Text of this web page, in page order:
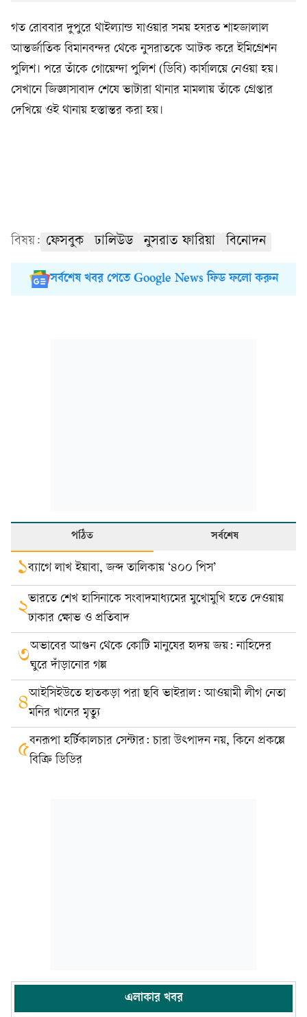
গত রোববার দুপুরে থাইল্যান্ড যাওয়ার সময় হযরত শাহজালাল
আন্তর্জাতিক বিমানবন্দর থেকে নুসরাতকে আটক করে ইমিগ্রেশন
পুলিশ। পরে তাঁকে গোয়েন্দা পুলিশ (ডিবি) কার্যালয়ে নেওয়া হয়।
সেখানে জিজ্ঞাসাবাদ শেষে ভাটারা থানার মামলায় তাঁকে গ্রেপ্তার
দেখিয়ে ওই থানায় হস্তান্তর করা হয়।
বিষয়: ফেসবুক ঢালিউড নুসরাত ফারিয়া বিনোদন
সর্বশেষ খবর পেতে Google News ফিড ফলো করুন
পঠিত সর্বশেষ
১ব্যাগে লাখ ইয়াবা, জব্দ তালিকায় ‘৪০০ পিস’
২ভারতে শেখ হাসিনাকে সংবাদমাধ্যমের মুখোমুখি হতে দেওয়ায়
ঢাকার ক্ষোভ ও প্রতিবাদ
৩অভাবের আগুন থেকে কোটি মানুষের হৃদয় জয়: নাহিদের
ঘুরে দাঁড়ানোর গল্প
৪আইসিইউতে হাতকড়া পরা ছবি ভাইরাল: আওয়ামী লীগ নেতা
মনির খানের মৃত্যু
৫বনরূপা হর্টিকালচার সেন্টার: চারা উৎপাদন নয়, কিনে প্রকল্পে
বিক্রি ডিডির
এলাকার খবর